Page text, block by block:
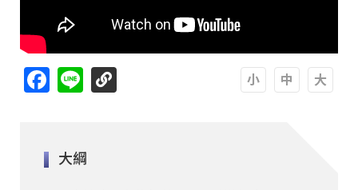
Facebook
Line
大綱